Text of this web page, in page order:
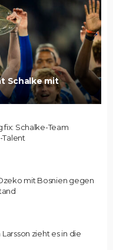
Schalke mit
fix: Schalke-Team
mit Bosnien gegen
zieht es in die